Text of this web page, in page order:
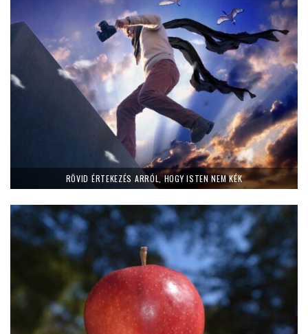
RÖVID ÉRTEKEZÉS ARRÓL, HOGY ISTEN NEM KÉK